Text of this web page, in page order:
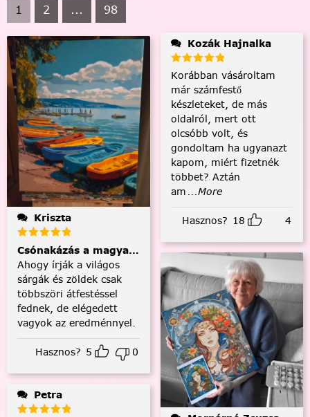
1 2 ... 98
Kriszta
Csónakázás a magyar tengeren
Ahogy írják a világos
sárgák és zöldek csak
többszöri átfestéssel
fednek, de elégedett
vagyok az eredménnyel.
Hasznos? 5 0
Petra
Kozák Hajnalka
Korábban vásároltam
már számfestő
készleteket, de más
oldalról, mert ott
olcsóbb volt, és
gondoltam ha ugyanazt
kapom, miért fizetnék
többet? Aztán
am ...More
Hasznos? 18 4